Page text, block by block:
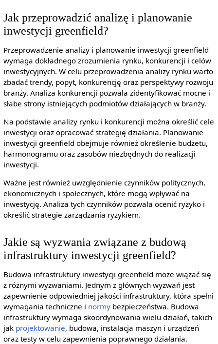
Jak przeprowadzić analizę i planowanie
inwestycji greenfield?
Przeprowadzenie analizy i planowanie inwestycji greenfield
wymaga dokładnego zrozumienia rynku, konkurencji i celów
inwestycyjnych. W celu przeprowadzenia analizy rynku warto
zbadać trendy, popyt, konkurencję oraz perspektywy rozwoju
branży. Analiza konkurencji pozwala zidentyfikować mocne i
słabe strony istniejących podmiotów działających w branży.
Na podstawie analizy rynku i konkurencji można określić cele
inwestycji oraz opracować strategię działania. Planowanie
inwestycji greenfield obejmuje również określenie budżetu,
harmonogramu oraz zasobów niezbędnych do realizacji
inwestycji.
Ważne jest również uwzględnienie czynników politycznych,
ekonomicznych i społecznych, które mogą wpływać na
inwestycję. Analiza tych czynników pozwala ocenić ryzyko i
określić strategie zarządzania ryzykiem.
Jakie są wyzwania związane z budową
infrastruktury inwestycji greenfield?
Budowa infrastruktury inwestycji greenfield może wiązać się
z różnymi wyzwaniami. Jednym z głównych wyzwań jest
zapewnienie odpowiedniej jakości infrastruktury, która spełni
wymagania techniczne i normybezpieczeństwa. Budowa
infrastruktury wymaga skoordynowania wielu działań, takich
jak projektowanie, budowa, instalacja maszyn i urządzeń
oraz testy w celu zapewnienia poprawnego działania.